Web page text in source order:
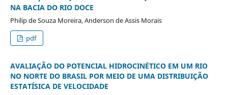
NA BACIA DO RIO DOCE
Philip de Souza Moreira, Anderson de Assis Morais
pdf
AVALIAÇÃO DO POTENCIAL HIDROCINÉTICO EM UM RIO
NO NORTE DO BRASIL POR MEIO DE UMA DISTRIBUIÇÃO
ESTATÍSICA DE VELOCIDADE